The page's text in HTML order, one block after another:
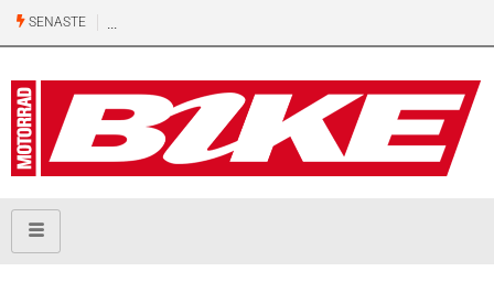
SENASTE